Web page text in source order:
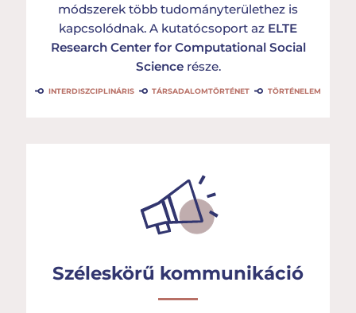
módszerek több tudományterülethez is
kapcsolódnak. A kutatócsoport az ELTE
Research Center for Computational Social
Sciencerésze.
INTERDISZCIPLINÁRIS TÁRSADALOMTÖRTÉNET TÖRTÉNELEM
Széleskörű kommunikáció